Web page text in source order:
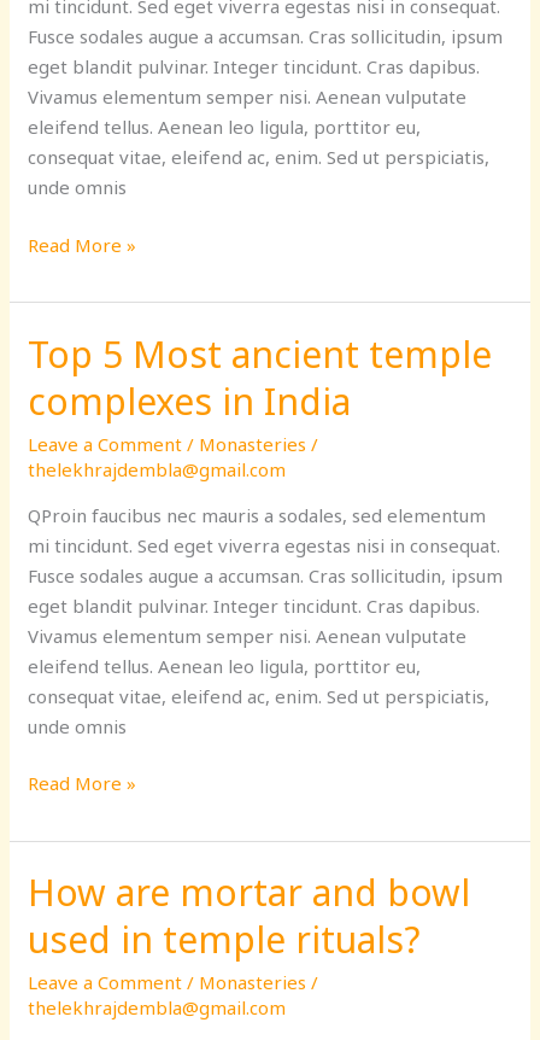
mi tincidunt. Sed eget viverra egestas nisi in consequat.
Fusce sodales augue a accumsan. Cras sollicitudin, ipsum
eget blandit pulvinar. Integer tincidunt. Cras dapibus.
Vivamus elementum semper nisi. Aenean vulputate
eleifend tellus. Aenean leo ligula, porttitor eu,
consequat vitae, eleifend ac, enim. Sed ut perspiciatis,
unde omnis
Read More »
Top 5 Most ancient temple
complexes in India
Leave a Comment / Monasteries /
thelekhrajdembla@gmail.com
QProin faucibus nec mauris a sodales, sed elementum
mi tincidunt. Sed eget viverra egestas nisi in consequat.
Fusce sodales augue a accumsan. Cras sollicitudin, ipsum
eget blandit pulvinar. Integer tincidunt. Cras dapibus.
Vivamus elementum semper nisi. Aenean vulputate
eleifend tellus. Aenean leo ligula, porttitor eu,
consequat vitae, eleifend ac, enim. Sed ut perspiciatis,
unde omnis
Top
5
Most
ancient
temple
in
India
Read More »
How are mortar and bowl
used in temple rituals?
Leave a Comment / Monasteries /
thelekhrajdembla@gmail.com
How
are
mortar
and
bowl